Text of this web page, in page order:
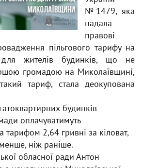
№1479, яка
надала
правові
пільгового тарифу на
для жителів будинків, що не
громадою на Миколаївщині,
тариф, стала деокупована
будинків
оплачуватимуть
тарифом 2,64 гривні за кіловат,
ніж раніше.
обласної ради Антон